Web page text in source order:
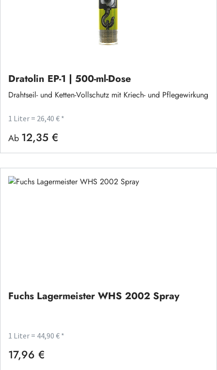
Dratolin EP-1 | 500-ml-Dose
Drahtseil- und Ketten-Vollschutz mit Kriech- und Pflegewirkung
1 Liter = 26,40 € *
Regulärer Preis:
Ab 12,35 €
Fuchs Lagermeister WHS 2002 Spray
1 Liter = 44,90 € *
Regulärer Preis:
17,96 €